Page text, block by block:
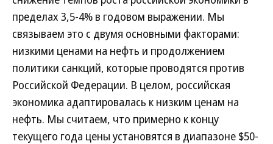
пределах 3,5-4% в годовом выражении. Мы
связываем это с двумя основными факторами:
низкими ценами на нефть и продолжением
политики санкций, которые проводятся против
Российской Федерации. В целом, российская
экономика адаптировалась к низким ценам на
нефть. Мы считаем, что примерно к концу
текущего года цены установятся в диапазоне $50-